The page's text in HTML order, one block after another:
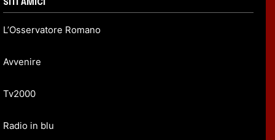
SITI AMICI
L’Osservatore Romano
Avvenire
Tv2000
Radio in blu